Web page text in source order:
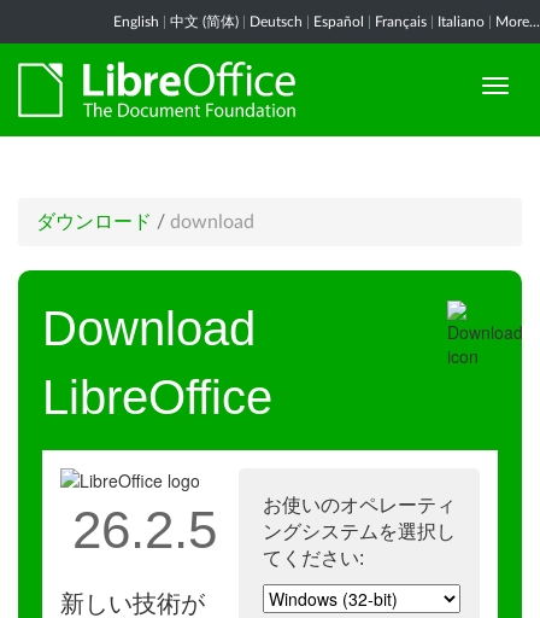
English 中文 (简体) Deutsch Español Français Italiano More...
ダウンロード / download
Download
LibreOffice
お使いのオペレーティ
ングシステムを選択し
てください:
26.2.5
新しい技術が